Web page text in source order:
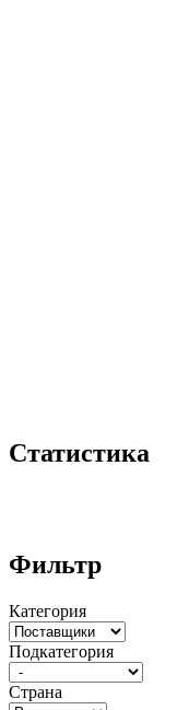
Статистика
Фильтр
Категория
Подкатегория
Страна